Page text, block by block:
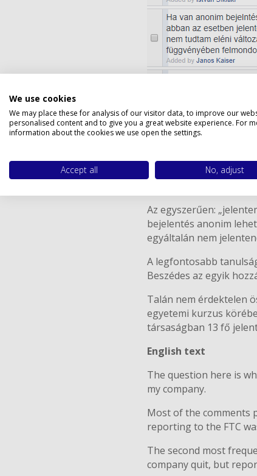
A legtöbben azt az
vagy kilépnek a
A második
cégtől, de a felettes
Az egyszerűen:
bejelentés anonim
egyáltalán nem
A legfontosabb
Beszédes az egyik
Talán nem érdektelen
egyetemi kurzus
társaságban 13 fő
English text
The question here is
my company.
Most of the comments
reporting to the FTC
The second most
company quit, but
We use cookies
We may place these for analysis of our visitor data, to improve our
personalised content and to give you a great website experience. For
information about the cookies we use open the settings.
Accept all No, adjust